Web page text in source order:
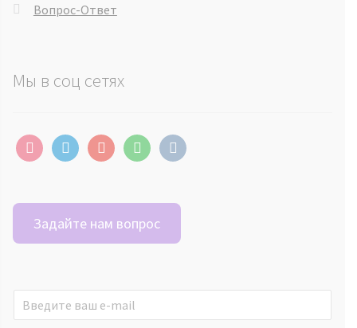
Вопрос-Ответ
Мы в соц сетях
instagramtelegramyoutubewhatsappvkontakte
Задайте нам вопрос